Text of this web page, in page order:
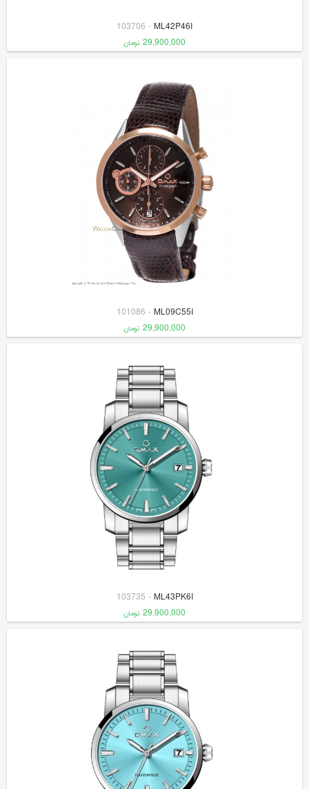
ML42P46I
-
103706
29,900,000 تومان
ML09C55I
-
101086
29,900,000 تومان
ML43PK6I
-
103735
29,900,000 تومان